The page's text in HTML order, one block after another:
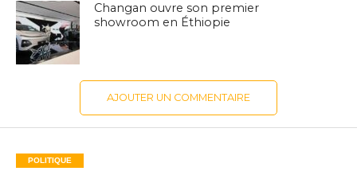
Changan ouvre son premier
showroom en Éthiopie
AJOUTER UN COMMENTAIRE
POLITIQUE